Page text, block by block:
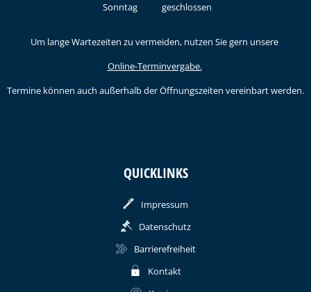
Sonntag
geschlossen
Um lange Wartezeiten zu vermeiden, nutzen Sie gern unsere
Online-Terminvergabe.
Termine können auch außerhalb der Öffnungszeiten vereinbart werden.
QUICKLINKS
Impressum
Datenschutz
Barrierefreiheit
Kontakt